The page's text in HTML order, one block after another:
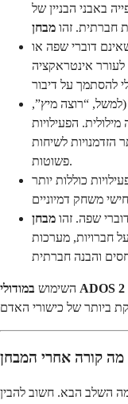
באבני הבניין של
חברתית. זהו
ומעלה שאינם דוברי שפה או
לעורר אינטראקציה
“רוצה מיץ”,
הפעילויות
הזדמנויות לשיחות
פשוטות.
כוללות יותר
שפה. זהו מבחן ADOS
חברויות, מערכות
השימוש במודולי ADOS 2
השלב הבא. חשוב להבין